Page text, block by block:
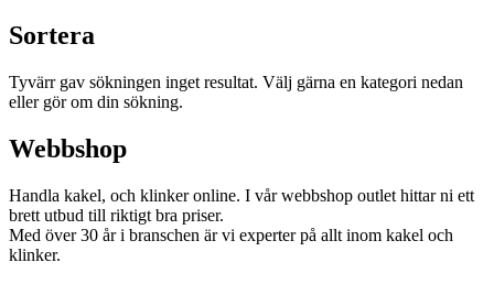
Sortera
Tyvärr gav sökningen inget resultat. Välj gärna en kategori nedan
eller gör om din sökning.
Webbshop
Handla kakel, och klinker online. I vår webbshop outlet hittar ni ett
brett utbud till riktigt bra priser.
Med över 30 år i branschen är vi experter på allt inom kakel och
klinker.